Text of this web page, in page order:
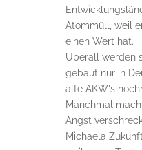
Atommüll, weil
einen Wert hat.
Überall werden
gebaut nur in
alte AKW's
Manchmal
Angst
Michaela